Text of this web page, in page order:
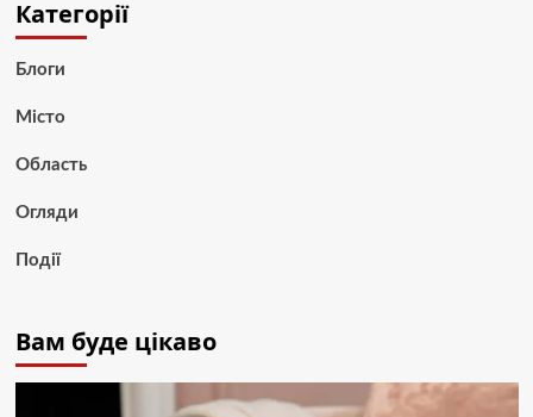
Категорії
Блоги
Місто
Область
Огляди
Події
Вам буде цікаво